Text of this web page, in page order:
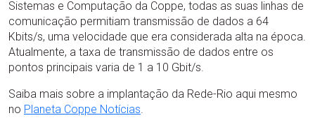
Sistemas e Computação da Coppe, todas as suas linhas de
comunicação permitiam transmissão de dados a 64
Kbits/s, uma velocidade que era considerada alta na época.
Atualmente, a taxa de transmissão de dados entre os
pontos principais varia de 1 a 10 Gbit/s.
Saiba mais sobre a implantação da Rede-Rio aqui mesmo
no Planeta Coppe Notícias.